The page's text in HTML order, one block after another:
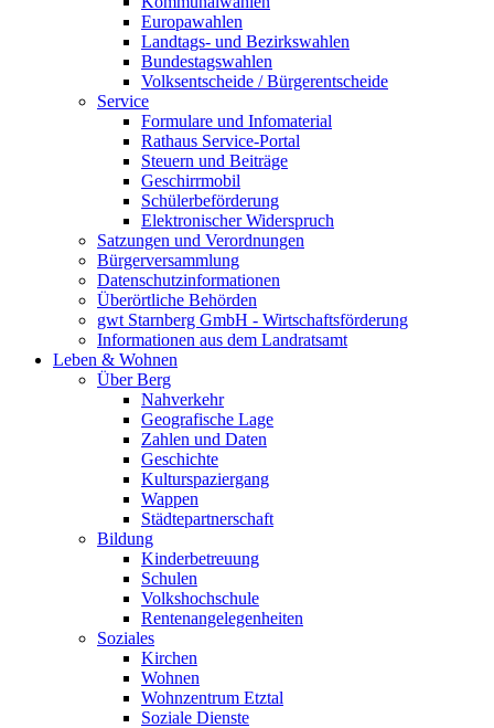
Europawahlen
Landtags- und Bezirkswahlen
Bundestagswahlen
Volksentscheide / Bürgerentscheide
Service
Formulare und Infomaterial
Rathaus Service-Portal
Steuern und Beiträge
Geschirrmobil
Schülerbeförderung
Elektronischer Widerspruch
Satzungen und Verordnungen
Bürgerversammlung
Datenschutzinformationen
Überörtliche Behörden
gwt Starnberg GmbH - Wirtschaftsförderung
Informationen aus dem Landratsamt
Leben & Wohnen
Über Berg
Nahverkehr
Geografische Lage
Zahlen und Daten
Geschichte
Kulturspaziergang
Wappen
Städtepartnerschaft
Bildung
Kinderbetreuung
Schulen
Volkshochschule
Rentenangelegenheiten
Soziales
Kirchen
Wohnen
Wohnzentrum Etztal
Soziale Dienste